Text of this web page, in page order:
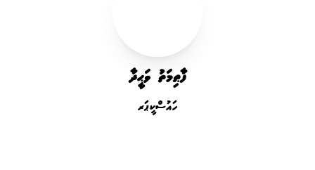
ފާޠިމަތު ވަޙީދާ
ހައުސްކީޕަރ